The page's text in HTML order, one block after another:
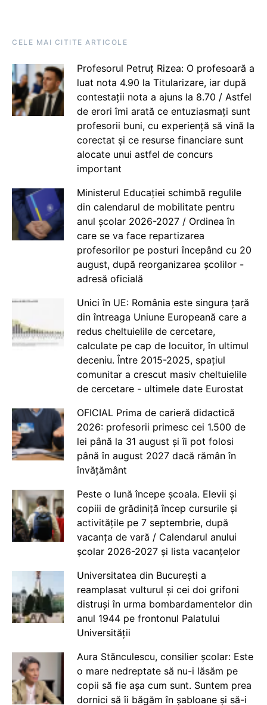
CELE MAI CITITE ARTICOLE
Profesorul Petruț Rizea: O profesoară a
luat nota 4.90 la Titularizare, iar după
contestații nota a ajuns la 8.70 / Astfel
de erori îmi arată ce entuziasmați sunt
profesorii buni, cu experiență să vină la
corectat și ce resurse financiare sunt
alocate unui astfel de concurs
important
Ministerul Educației schimbă regulile
din calendarul de mobilitate pentru
anul școlar 2026-2027 / Ordinea în
care se va face repartizarea
profesorilor pe posturi începând cu 20
august, după reorganizarea școlilor -
adresă oficială
Unici în UE: România este singura țară
din întreaga Uniune Europeană care a
redus cheltuielile de cercetare,
calculate pe cap de locuitor, în ultimul
deceniu. Între 2015-2025, spațiul
comunitar a crescut masiv cheltuielile
de cercetare - ultimele date Eurostat
OFICIAL Prima de carieră didactică
2026: profesorii primesc cei 1.500 de
lei până la 31 august și îi pot folosi
până în august 2027 dacă rămân în
învățământ
Peste o lună începe școala. Elevii și
copiii de grădiniță încep cursurile și
activitățile pe 7 septembrie, după
vacanța de vară / Calendarul anului
școlar 2026-2027 și lista vacanțelor
Universitatea din București a
reamplasat vulturul și cei doi grifoni
distruși în urma bombardamentelor din
anul 1944 pe frontonul Palatului
Universității
Aura Stănculescu, consilier școlar: Este
o mare nedreptate să nu-i lăsăm pe
copii să fie așa cum sunt. Suntem prea
dornici să îi băgăm în șabloane și să-i